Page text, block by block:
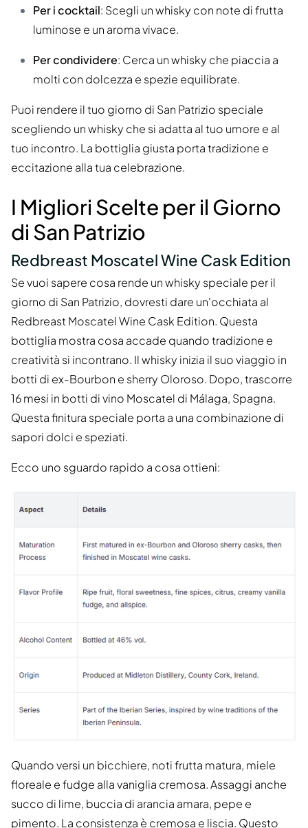
Per i cocktail: Scegli un whisky con note di frutta
luminose e un aroma vivace.
Per condividere: Cerca un whisky che piaccia a
molti con dolcezza e spezie equilibrate.
Puoi rendere il tuo giorno di San Patrizio speciale
scegliendo un whisky che si adatta al tuo umore e al
tuo incontro. La bottiglia giusta porta tradizione e
eccitazione alla tua celebrazione.
I Migliori Scelte per il Giorno
di San Patrizio
Redbreast Moscatel Wine Cask Edition
Se vuoi sapere cosa rende un whisky speciale per il
giorno di San Patrizio, dovresti dare un'occhiata al
Redbreast Moscatel Wine Cask Edition. Questa
bottiglia mostra cosa accade quando tradizione e
creatività si incontrano. Il whisky inizia il suo viaggio in
botti di ex-Bourbon e sherry Oloroso. Dopo, trascorre
16 mesi in botti di vino Moscatel di Málaga, Spagna.
Questa finitura speciale porta a una combinazione di
sapori dolci e speziati.
Ecco uno sguardo rapido a cosa ottieni:
Quando versi un bicchiere, noti frutta matura, miele
floreale e fudge alla vaniglia cremosa. Assaggi anche
succo di lime, buccia di arancia amara, pepe e
pimento. La consistenza è cremosa e liscia. Questo